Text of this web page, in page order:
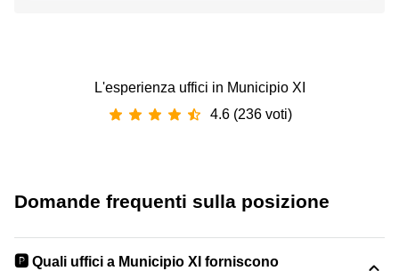
L'esperienza uffici in Municipio XI
4.6 (236 voti)
Domande frequenti sulla posizione
🅿️ Quali uffici a Municipio XI forniscono